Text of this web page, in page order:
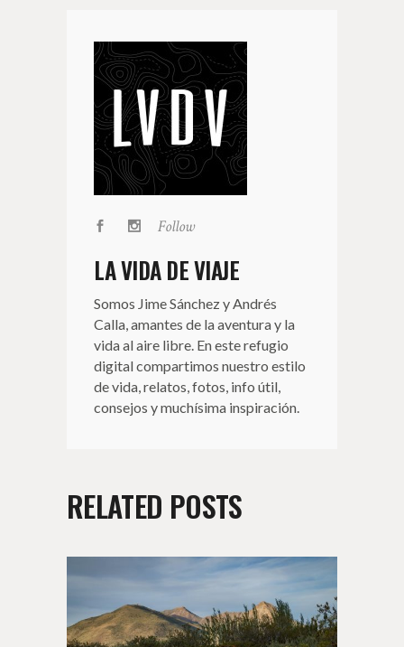
Follow
LA VIDA DE VIAJE
Somos Jime Sánchez y Andrés
Calla, amantes de la aventura y la
vida al aire libre. En este refugio
digital compartimos nuestro estilo
de vida, relatos, fotos, info útil,
consejos y muchísima inspiración.
RELATED POSTS